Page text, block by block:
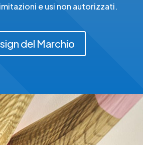
e usi non autorizzati.
del Marchio